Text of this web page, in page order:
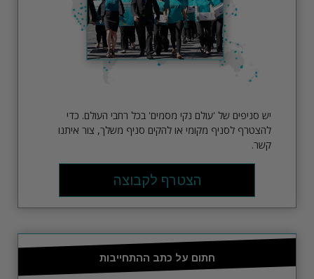
יש סניפים של 'עולם נקי מסמים' בכל רחבי העולם. כדי
להצטרף לסניף מקומי או להקים סניף משלך, צור איתנו
קשר.
הצטרף לקבוצה
חתום על כתב ההתחייבות